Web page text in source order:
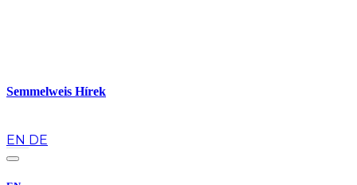
Semmelweis Hírek
EN DE